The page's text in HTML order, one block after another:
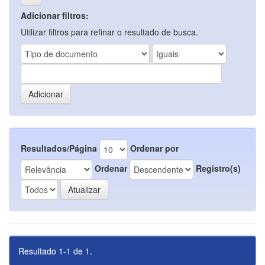
Adicionar filtros:
Utilizar filtros para refinar o resultado de busca.
Resultados/Página
Ordenar por
Ordenar
Registro(s)
Resultado 1-1 de 1.